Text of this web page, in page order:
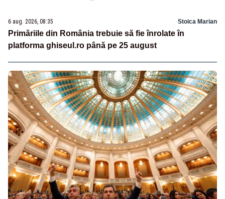
6 aug. 2026, 08:35 Stoica Marian
Primăriile din România trebuie să fie înrolate în
platforma ghiseul.ro până pe 25 august